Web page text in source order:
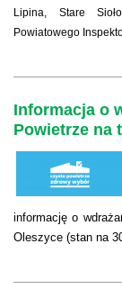
Lipina, Stare
Powiatowego
Informacja o
Powietrze na
informację o
Oleszyce (stan na